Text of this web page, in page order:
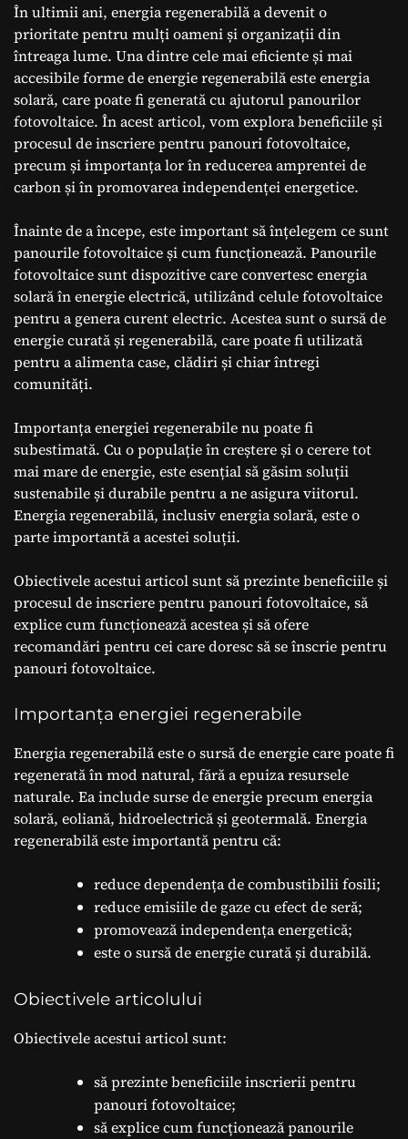
În ultimii ani, energia regenerabilă a devenit o
prioritate pentru mulți oameni și organizații din
întreaga lume. Una dintre cele mai eficiente și mai
accesibile forme de energie regenerabilă este energia
solară, care poate fi generată cu ajutorul panourilor
fotovoltaice. În acest articol, vom explora beneficiile și
procesul de inscriere pentru panouri fotovoltaice,
precum și importanța lor în reducerea amprentei de
carbon și în promovarea independenței energetice.
Înainte de a începe, este important să înțelegem ce sunt
panourile fotovoltaice și cum funcționează. Panourile
fotovoltaice sunt dispozitive care convertesc energia
solară în energie electrică, utilizând celule fotovoltaice
pentru a genera curent electric. Acestea sunt o sursă de
energie curată și regenerabilă, care poate fi utilizată
pentru a alimenta case, clădiri și chiar întregi
comunități.
Importanța energiei regenerabile nu poate fi
subestimată. Cu o populație în creștere și o cerere tot
mai mare de energie, este esențial să găsim soluții
sustenabile și durabile pentru a ne asigura viitorul.
Energia regenerabilă, inclusiv energia solară, este o
parte importantă a acestei soluții.
Obiectivele acestui articol sunt să prezinte beneficiile și
procesul de inscriere pentru panouri fotovoltaice, să
explice cum funcționează acestea și să ofere
recomandări pentru cei care doresc să se înscrie pentru
panouri fotovoltaice.
Importanța energiei regenerabile
Energia regenerabilă este o sursă de energie care poate fi
regenerată în mod natural, fără a epuiza resursele
naturale. Ea include surse de energie precum energia
solară, eoliană, hidroelectrică și geotermală. Energia
regenerabilă este importantă pentru că:
reduce dependența de combustibilii fosili;
reduce emisiile de gaze cu efect de seră;
promovează independența energetică;
este o sursă de energie curată și durabilă.
Obiectivele articolului
Obiectivele acestui articol sunt:
să prezinte beneficiile inscrierii pentru
panouri fotovoltaice;
să explice cum funcționează panourile